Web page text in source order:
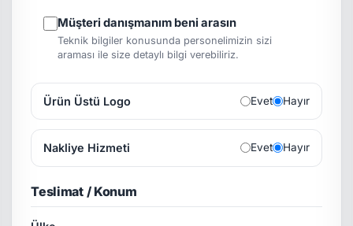
Müşteri danışmanım beni arasın
Teknik bilgiler konusunda personelimizin sizi
araması ile size detaylı bilgi verebiliriz.
Ürün Üstü Logo Evet Hayır
Nakliye Hizmeti Evet Hayır
Teslimat / Konum